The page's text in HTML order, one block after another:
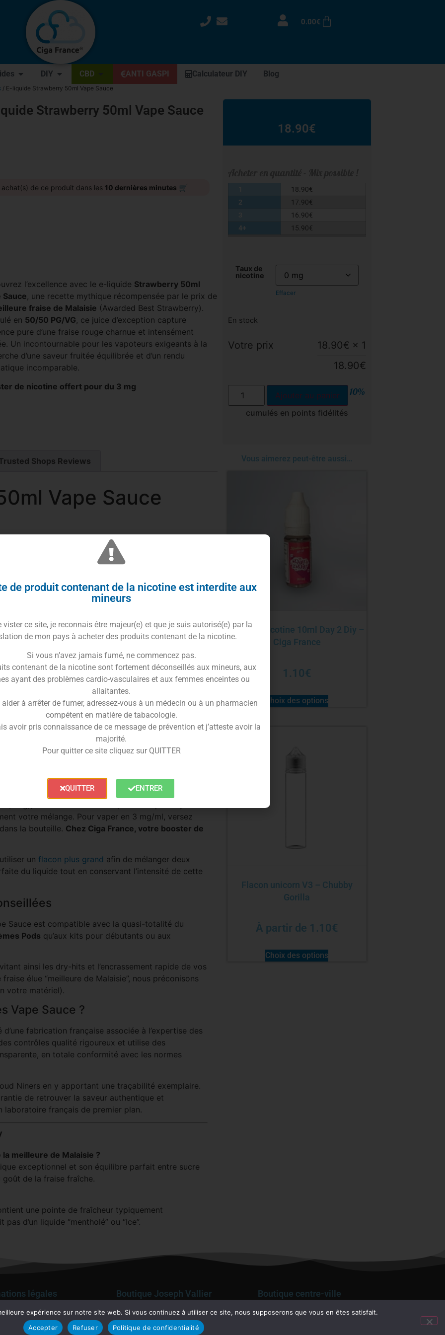
0.00€
DIY CBD ANTI GASPI Calculateur DIY Blog
/ E-liquide Strawberry 50ml Vape Sauce
Strawberry 50ml Vape Sauce
achat(s) de ce produit dans les 10 dernières minutes 🛒
l’excellence avec le e-liquide Strawberry 50ml
Sauce, une recette mythique récompensée par le prix de
fraise de Malaisie (Awarded Best Strawberry).
en 50/50 PG/VG, ce juice d’exception capture
pure d’une fraise rouge charnue et intensément
Un incontournable pour les vapoteurs exigeants à la
d’une saveur fruitée équilibrée et d’un rendu
incomparable.
de nicotine offert pour du 3 mg
18.90€
18.90€
2
17.90€
16.90€
4+
15.90€
Taux de
nicotine
Effacer
En stock
Votre prix 18.90€ × 1
18.90€
Ajouter au panier 10%
cumulés en points fidélités
Shops Reviews
Vape Sauce
pas d’être un simple fruité ; il incarne la perfection
naturelle d’unefraise de jardinmûrie à point,
presque sirupeuse, rappelant les confiseries
rester authentique bouffée après bouffée. La
jamais l’écraser, offrant une vape désaltérante qui
pour tous ceux qui pensaient avoir déjà tout
liquide conserve la recette Cloud Niners originale qui
assure une parfaite clarté des arômes tout en
50ml
surboosté en arômes pour accepter l’ajout de
votre mélange. Pour vaper en 3 mg/ml, versez
la bouteille. Chez Ciga France, votre booster de
un flacon plus grand afin de mélanger deux
du liquide tout en conservant l’intensité de cette
Sauce est compatible avec la quasi-totalité du
Pods qu’aux kits pour débutants ou aux
ainsi les dry-hits et l’encrassement rapide de vos
élue “meilleure de Malaisie”, nous préconisons
votre matériel).
Vape Sauce ?
fabrication française associée à l’expertise des
contrôles qualité rigoureux et utilise des
en totale conformité avec les normes
Niners en y apportant une traçabilité exemplaire.
de retrouver la saveur authentique et
laboratoire français de premier plan.
meilleure de Malaisie ?
exceptionnel et son équilibre parfait entre sucre
de la fraise fraîche.
une pointe de fraîcheur typiquement
d’un liquide “mentholé” ou “Ice”.
Vous aimerez peut-être aussi…
Booster nicotine 10ml Day 2 Diy –
Ciga France
1.10€
Choix des options
Flacon unicorn V3 – Chubby
Gorilla
À partir de 1.10€
Choix des options
légales
Légales
de confidentialité
/ Service après vente
Boutique Joseph Vallier
Contact par Email
04 76 48 68 75
Boutique centre-ville
Contact par Email
expérience sur notre site web. Si vous continuez à utiliser ce site, nous supposerons que vous en êtes satisfait.
Accepter
Refuser Politique de confidentialité
de produit contenant de la nicotine est interdite aux
mineurs
vister ce site, je reconnais être majeur(e) et que je suis autorisé(e) par la
de mon pays à acheter des produits contenant de la nicotine.
Si vous n’avez jamais fumé, ne commencez pas.
contenant de la nicotine sont fortement déconseillés aux mineurs, aux
ayant des problèmes cardio-vasculaires et aux femmes enceintes ou
allaitantes.
à arrêter de fumer, adressez-vous à un médecin ou à un pharmacien
compétent en matière de tabacologie.
avoir pris connaissance de ce message de prévention et j’atteste avoir la
majorité.
Pour quitter ce site cliquez sur QUITTER
QUITTER ENTRER